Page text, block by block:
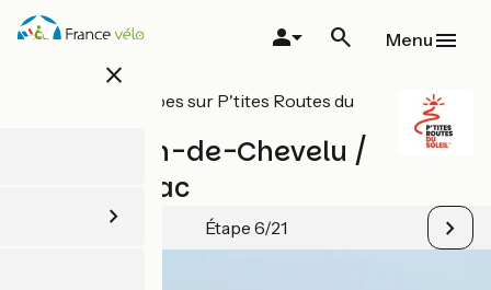
Aller
au
close
Menu
Toutes les étapes sur P'tites Routes du
Saint-Jean-de-Chevelu /
Lépin-le-Lac
Étape 6/21